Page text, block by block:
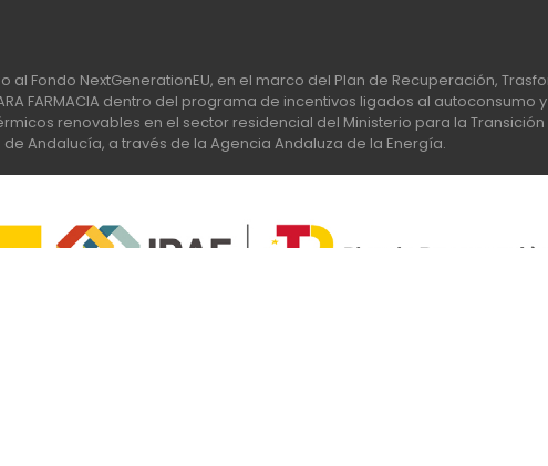
Fondo NextGenerationEU, en el marco del Plan de Recuperación,
PARA FARMACIA dentro del programa de incentivos ligados al
renovables en el sector residencial del Ministerio para la Transición
Andalucía, a través de la Agencia Andaluza de la Energía.